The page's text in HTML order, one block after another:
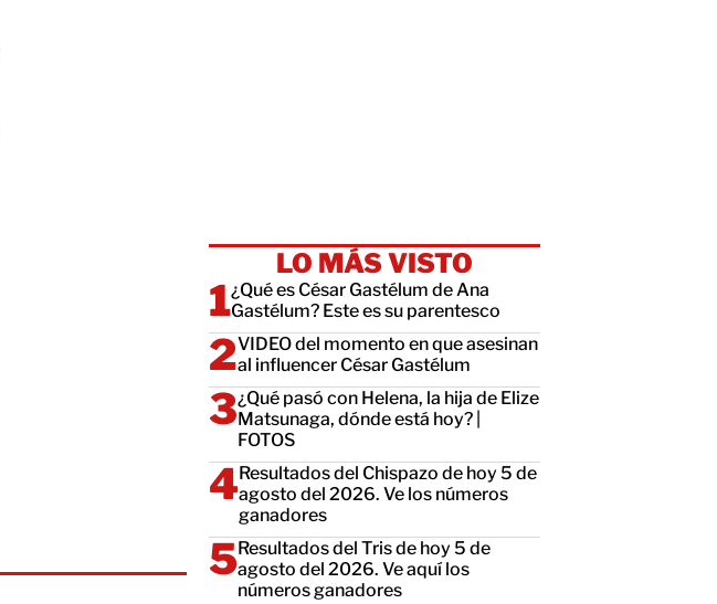
LO MÁS VISTO
¿Qué es César Gastélum de Ana
Gastélum? Este es su parentesco
VIDEO del momento en que asesinan
al influencer César Gastélum
¿Qué pasó con Helena, la hija de Elize
Matsunaga, dónde está hoy? |
FOTOS
Resultados del Chispazo de hoy 5 de
agosto del 2026. Ve los números
ganadores
Resultados del Tris de hoy 5 de
agosto del 2026. Ve aquí los
números ganadores